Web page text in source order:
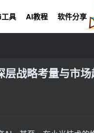
具 AI教程 软件分享
战略考量与市